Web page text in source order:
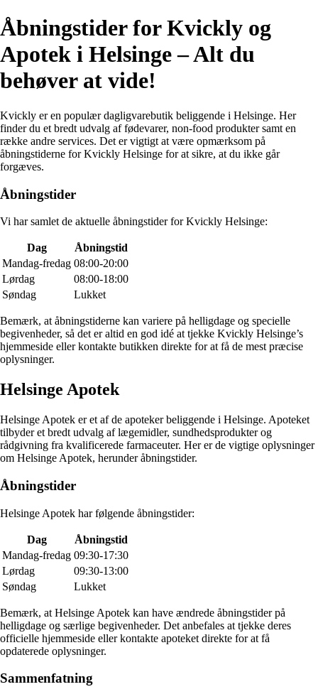
Åbningstider for Kvickly og
Apotek i Helsinge – Alt du
behøver at vide!
Kvickly er en populær dagligvarebutik beliggende i Helsinge. Her
finder du et bredt udvalg af fødevarer, non-food produkter samt en
række andre services. Det er vigtigt at være opmærksom på
åbningstiderne for Kvickly Helsinge for at sikre, at du ikke går
forgæves.
Åbningstider
Vi har samlet de aktuelle åbningstider for Kvickly Helsinge:
Dag
Åbningstid
Mandag-fredag 08:00-20:00
Lørdag
08:00-18:00
Søndag
Lukket
Bemærk, at åbningstiderne kan variere på helligdage og specielle
begivenheder, så det er altid en god idé at tjekke Kvickly Helsinge’s
hjemmeside eller kontakte butikken direkte for at få de mest præcise
oplysninger.
Helsinge Apotek
Helsinge Apotek er et af de apoteker beliggende i Helsinge. Apoteket
tilbyder et bredt udvalg af lægemidler, sundhedsprodukter og
rådgivning fra kvalificerede farmaceuter. Her er de vigtige oplysninger
om Helsinge Apotek, herunder åbningstider.
Åbningstider
Helsinge Apotek har følgende åbningstider:
Dag
Åbningstid
Mandag-fredag 09:30-17:30
Lørdag
09:30-13:00
Søndag
Lukket
Bemærk, at Helsinge Apotek kan have ændrede åbningstider på
helligdage og særlige begivenheder. Det anbefales at tjekke deres
officielle hjemmeside eller kontakte apoteket direkte for at få
opdaterede oplysninger.
Sammenfatning